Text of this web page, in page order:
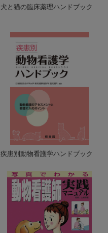
犬と猫の臨床薬理ハンドブック
疾患別動物看護学ハンドブック